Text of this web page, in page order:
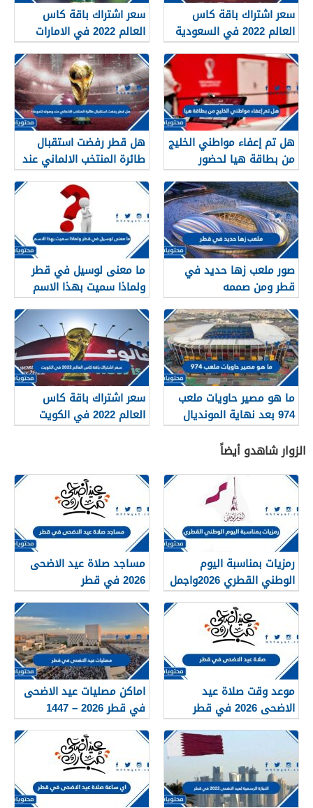
سعر اشتراك باقة كاس
العالم 2022 في السعودية
سعر اشتراك باقة كاس
العالم 2022 في الامارات
هل تم إعفاء مواطني الخليج
من بطاقة هيا لحضور
المونديال 2022
هل قطر رفضت استقبال
طائرة المنتخب الالماني عند
وصوله للدوحة
صور ملعب زها حديد في
قطر ومن صممه
ما معنى لوسيل في قطر
ولماذا سميت بهذا الاسم
ما هو مصير حاويات ملعب
974 بعد نهاية المونديال
سعر اشتراك باقة كاس
العالم 2022 في الكويت
الزوار شاهدو أيضاً
رمزيات بمناسبة اليوم
الوطني القطري 2026واجمل
الخلفيات والصور والعبارات
مساجد صلاة عيد الاضحى
2026 في قطر
موعد وقت صلاة عيد
الاضحى 2026 في قطر
لجميع المحافظات
اماكن مصليات عيد الاضحى
في قطر 2026 – 1447
لجميع المحافظات